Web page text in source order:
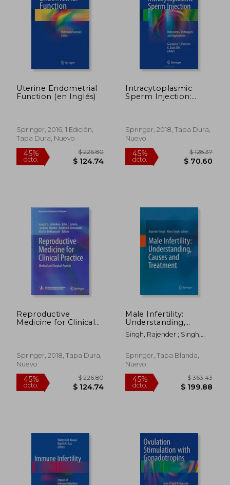
40% $ 190.86 40%
Uterine Endometrial
Function (en Inglés)
Springer, 2016, 1 Edición,
Tapa Dura, Nuevo
45%
dcto.
$ 226.80
Intracytoplasmic
Sperm Injection:
Inglés)
Springer, 2018, Tapa Dura,
Nuevo
45%
dcto.
Reproductive
Medicine for Clinical
Medicine for
Clinicians) (en Inglés)
Springer, 2018, Tapa Dura,
Nuevo
Male Infertility:
Understanding,
Causes and
Treatment (en Inglés)
Singh, Rajender ; Singh,
Springer, Tapa Blanda,
Nuevo